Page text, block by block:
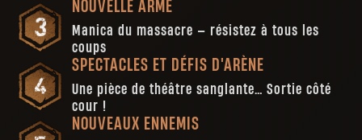
NOUVELLE ARME
Manica du massacre — résistez à tous les
coups
SPECTACLES ET DÉFIS D'ARÈNE
Une pièce de théâtre sanglante… Sortie côté
cour !
NOUVEAUX ENNEMIS